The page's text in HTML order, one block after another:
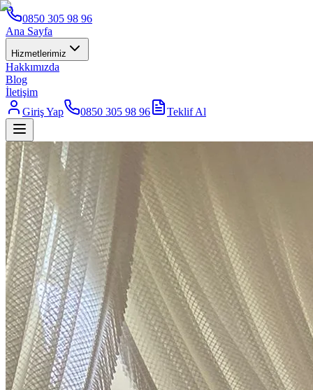
0850 305 98 96
Ana Sayfa
Hizmetlerimiz
Hakkımızda
Blog
İletişim
Giriş Yap
0850 305 98 96 Teklif Al